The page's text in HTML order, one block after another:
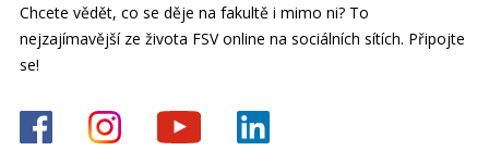
Chcete vědět, co se děje na fakultě i mimo ni? To
nejzajímavější ze života FSV online na sociálních sítích. Připojte
se!